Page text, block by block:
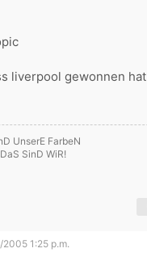
liverpool gewonnen hat
UnserE FarbeN
SinD WiR!
1:25 p.m.